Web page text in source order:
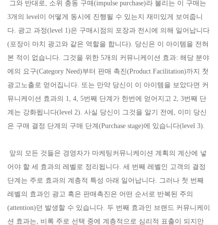
그와 반대로, 소위 충동 구매(impulse purchase)라 불리는 이 구매는
3개의 level이 어떻게 동시에 진행될 수 있는지 재미있게 보여줍니
다. 광고 과정(level 1)은 구매시점의 포장과 전시에 의해 일어납니다
(포장이 마치 광고와 같은 역할을 합니다). 당신은 이 아이템을 전혀
본 적이 없습니다. 그것을 위한 5개의 커뮤니케이션 효과: 해당 분야
에의 요구(Category Need)부터 판매 촉진(Product Facilitation)까지 첫
광고노출로 얻어집니다. 또는 만약 당신이 이 아이템을 보았다면 커
뮤니케이션 효과의 1, 4, 5번째 단계가 한번에 얻어지고 2, 3번째 단
계는 강화됩니다(level 2). 사실 당신이 그것을 알기 전에, 이미 당신
은 구매 결정 단계의 구매 단계(Purchase stage)에 있습니다(level 3).
앞의 모든 것들은 경영자가 마케팅커뮤니케이션 계획의 계산에 넣
어야 할 세 효과의 레벨로 정리됩니다. 세 번째 레벨인 고객의 결정
단계는 주로 효과의 계층적 특성 아래 일어납니다. 그러나 첫 번째
레벨의 효과인 광고 혹은 판매촉진은 어떤 순서로 반복된 주의
(attention)던 발생할 수 있습니다. 두 번째 효과인 브랜드 커뮤니케이
션 효과는, 비록 주로 선택 중에 계층적으로 심리적 표출이 되지만